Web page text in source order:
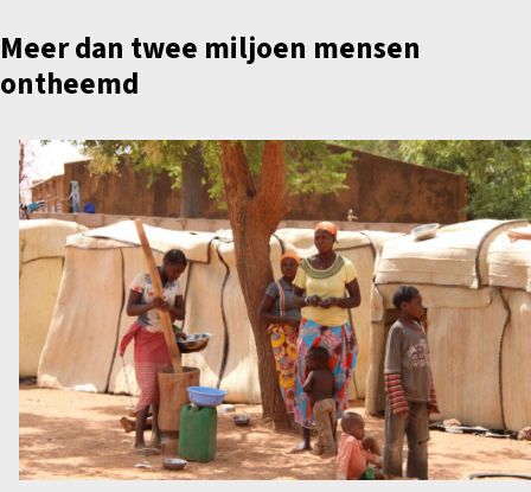
Meer dan twee miljoen mensen
ontheemd